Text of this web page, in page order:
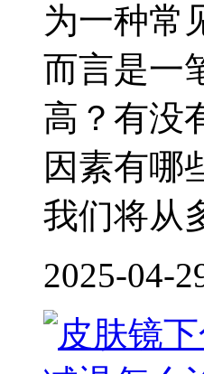
为一种常
而言是一
高？有没
因素有哪
我们将从
2025-04-